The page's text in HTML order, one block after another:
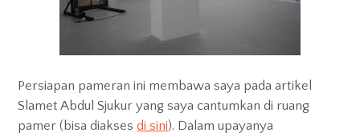
Persiapan pameran ini membawa saya pada artikel
Slamet Abdul Sjukur yang saya cantumkan di ruang
pamer (bisa diaksesdi sini). Dalam upayanya